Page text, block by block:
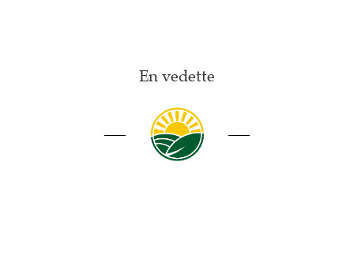
En vedette